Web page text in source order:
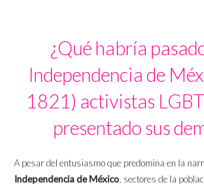
¿Qué habría
Independencia de
1821) activistas
presentado sus
A pesar del entusiasmo que predomina en la
Independencia de México, sectores de la